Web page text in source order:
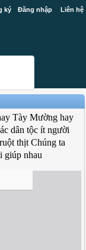
ký Đăng nhập Liên hệ
Tày Mường hay
dân tộc ít người
thịt Chúng ta
giúp nhau